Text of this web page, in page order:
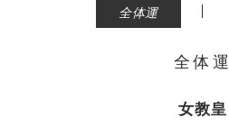
全体運 |
全体運
女教皇